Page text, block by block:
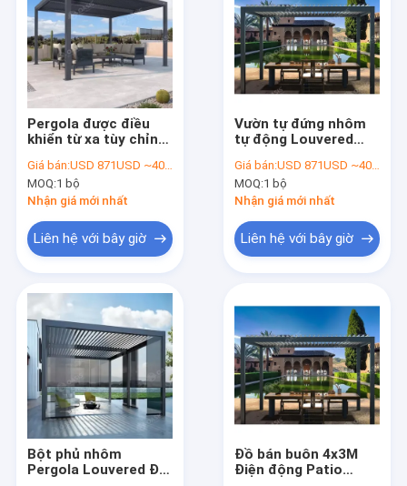
Pergola được điều
khiển từ xa tùy chỉnh
1.6mm ~ 2.1mm
Giá bán:USD 871USD ~4000USD or more based on the sizes
MOQ:1 bộ
Nhận giá mới nhất
Liên hệ với bây giờ
Vườn tự đứng nhôm
tự động Louvered
nước hạng nặng
nhiệm vụ
Giá bán:USD 871USD ~4000USD or more based on the sizes
MOQ:1 bộ
Nhận giá mới nhất
Liên hệ với bây giờ
Bột phủ nhôm
Pergola Louvered Địa
Đồ bán buôn 4x3M
Điện động Patio